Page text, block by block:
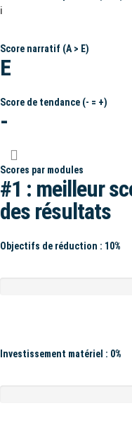
ℹ️
Score narratif (A > E)
E
Score de tendance (- = +)
-
Scores par modules
#1 : meilleur
des résultats
Objectifs de réduction : 10%
Investissement matériel : 0%